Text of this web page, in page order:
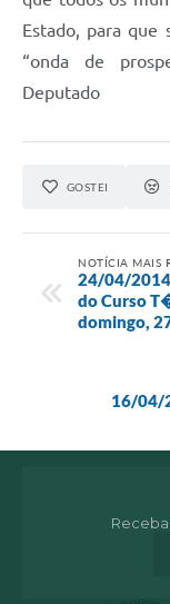
Estado, para
“onda de
Deputado
GOSTEI
NOTÍCIA MAIS
24/04/2014
do Curso
domingo,
16/04/